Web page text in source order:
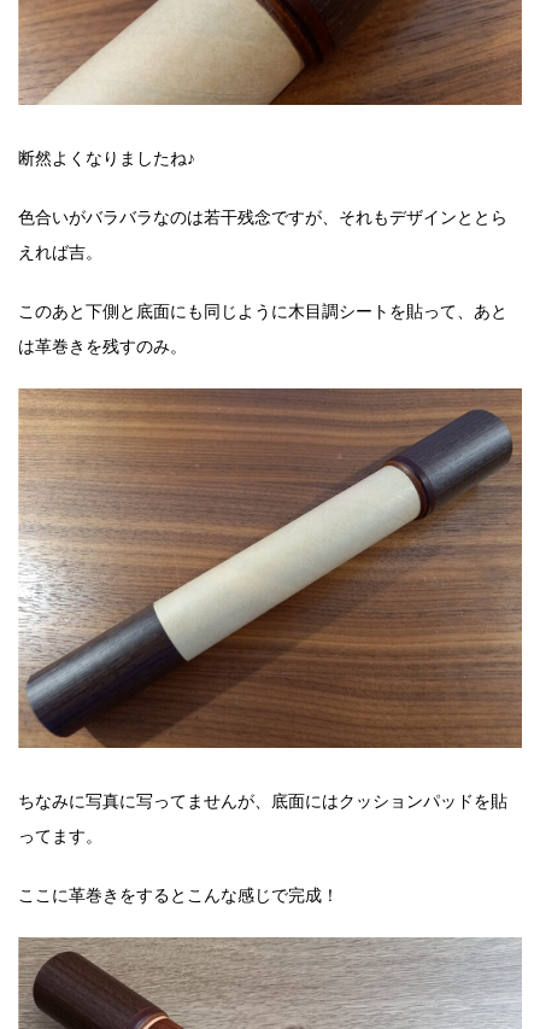
断然よくなりましたね♪
色合いがバラバラなのは若干残念ですが、それもデザインととら
えれば吉。
このあと下側と底面にも同じように木目調シートを貼って、あと
は革巻きを残すのみ。
ちなみに写真に写ってませんが、底面にはクッションパッドを貼
ってます。
ここに革巻きをするとこんな感じで完成！